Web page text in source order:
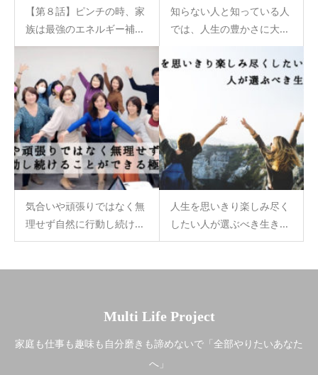
【第８話】ピンチの時、家
族は最強のエネルギー補...
知らない人と知っている人
では、人生の豊かさに大...
気合いや頑張りではなく無
理せず自然に行動し続け...
人生を思いきり楽しみ尽く
したい人が選ぶべき生き...
Multi Life Project
家庭も仕事も趣味も自分磨きも諦めないで「全部やりたいあなた
へ」